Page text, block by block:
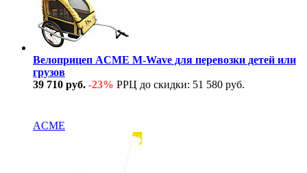
Велоприцеп ACME M-Wave для перевозки детей или
грузов
39 710 руб. -23% РРЦ до скидки: 51 580 руб.
ACME